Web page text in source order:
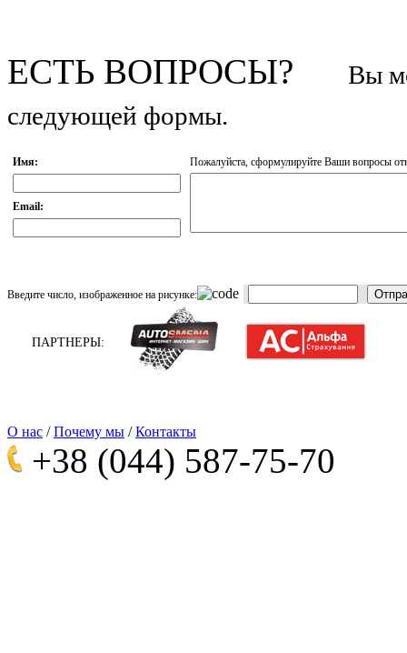
ЕСТЬ ВОПРОСЫ?
Вы
следующей формы.
Имя:
Email:
Пожалуйста, сформулируйте Ваши вопросы
Введите число, изображенное на рисунке:
ПАРТНЕРЫ:
О нас / Почему мы / Контакты
+38 (044) 587-75-70